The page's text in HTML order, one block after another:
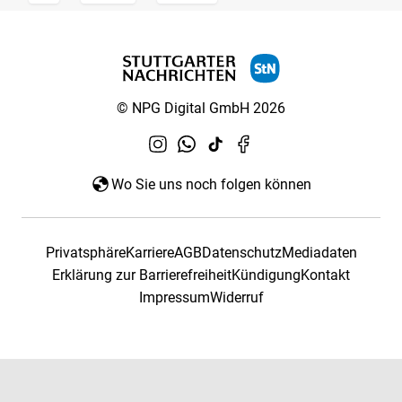
© NPG Digital GmbH 2026
Wo Sie uns noch folgen können
PrivatsphäreKarriereAGBDatenschutzMediadaten
Erklärung zur BarrierefreiheitKündigungKontakt
ImpressumWiderruf